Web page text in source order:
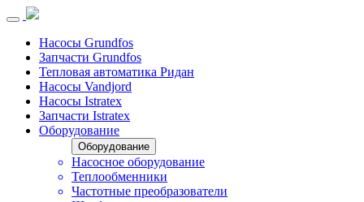
Насосы Grundfos
Запчасти Grundfos
Тепловая автоматика Ридан
Насосы Vandjord
Насосы Istratex
Запчасти Istratex
Оборудование
Оборудование
Насосное оборудование
Теплообменники
Частотные преобразователи